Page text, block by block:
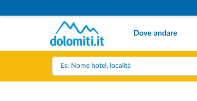
Dove andare